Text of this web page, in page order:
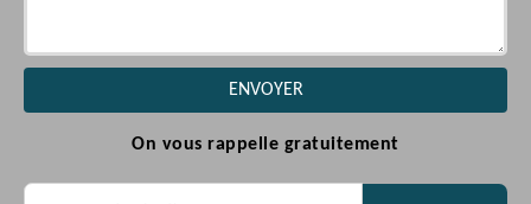
On vous rappelle gratuitement